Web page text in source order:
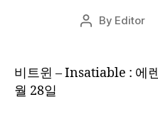
Post
By Editor
비트윈 – Insatiable : 에
월 28일